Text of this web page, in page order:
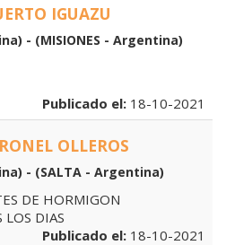
IGUAZU
- (MISIONES - Argentina)
Publicado el: 18-10-2021
OLLEROS
- (SALTA - Argentina)
DE HORMIGON
LOS DIAS
Publicado el: 18-10-2021